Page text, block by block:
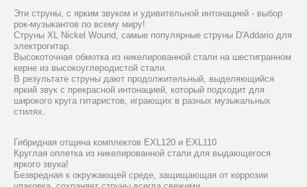
Эти струны, с ярким звуком и удивительной интонацией - выбор
рок-музыкантов по всему миру!
Струны XL Nickel Wound, самые популярные струны D'Addario для
электрогитар.
Высокоточная обмотка из никелированной стали на шестигранном
керне из высокоуглеродистой стали.
В результате струны дают продолжительный, выделяющийся
яркий звук с прекрасной интонацией, который подходит для
широкого круга гитаристов, играющих в разных музыкальных
стилях.
Гибридная отщина комплектов EXL120 и EXL110
Круглая оплетка из никелированной стали для выдающегося
яркого звука!
Безвредная к окружающей среде, защищающая от коррозии